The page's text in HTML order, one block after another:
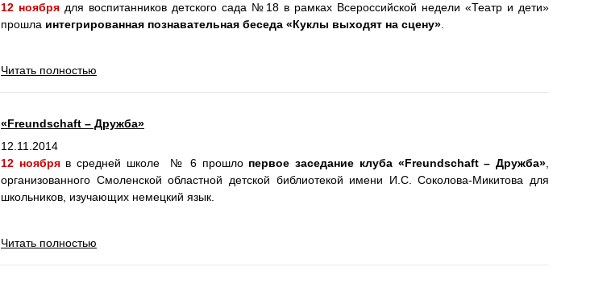
12 ноября для воспитанников детского сада №18 в рамках Всероссийской недели «Театр и дети»
прошла интегрированная познавательная беседа «Куклы выходят на сцену»
Читать полностью
«Freundschaft – Дружба»
12.11.2014
12 ноября в средней школе № 6 прошло первое заседание клуба «Freundschaft – Дружба»
организованного Смоленской областной детской библиотекой имени И.С. Соколова-Микитова для
школьников, изучающих немецкий язык.
Читать полностью